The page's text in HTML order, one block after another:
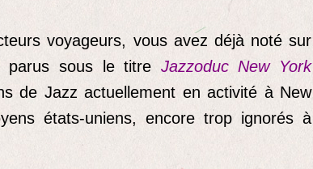
voyageurs, vous avez déjà noté sur
parus sous le titre Jazzoduc New York
de Jazz actuellement en activité à New
états-uniens, encore trop ignorés à